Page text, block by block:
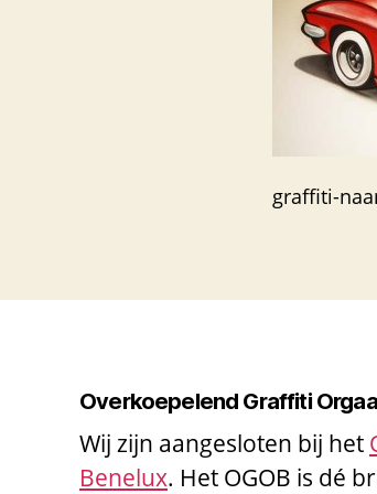
graffiti-
Overkoepelend Graffiti
Wij zijn aangesloten bij het
Benelux. Het OGOB is dé